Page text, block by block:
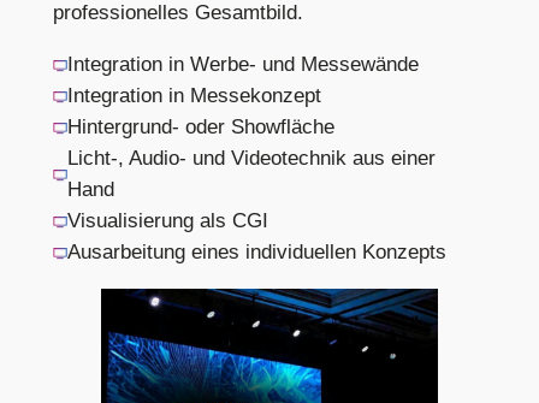
professionelles Gesamtbild.
Integration in Werbe- und Messewände
Integration in Messekonzept
Hintergrund- oder Showfläche
Licht-, Audio- und Videotechnik aus einer
Hand
Visualisierung als CGI
Ausarbeitung eines individuellen Konzepts